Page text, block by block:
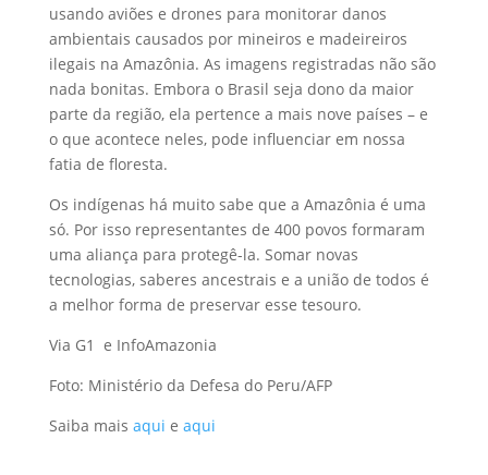
usando aviões e drones para monitorar danos
ambientais causados por mineiros e madeireiros
ilegais na Amazônia. As imagens registradas não são
nada bonitas. Embora o Brasil seja dono da maior
parte da região, ela pertence a mais nove países – e
o que acontece neles, pode influenciar em nossa
fatia de floresta.
Os indígenas há muito sabe que a Amazônia é uma
só. Por isso representantes de 400 povos formaram
uma aliança para protegê-la. Somar novas
tecnologias, saberes ancestrais e a união de todos é
a melhor forma de preservar esse tesouro.
Via G1 e InfoAmazonia
Foto: Ministério da Defesa do Peru/AFP
Saiba mais aqui e aqui